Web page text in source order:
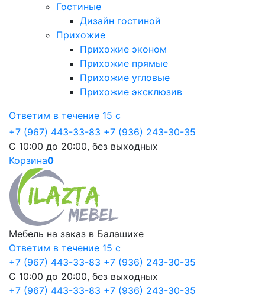
Гостиные
Дизайн гостиной
Прихожие
Прихожие эконом
Прихожие прямые
Прихожие угловые
Прихожие эксклюзив
Ответим в течение 15 с
+7 (967) 443-33-83 +7 (936) 243-30-35
С 10:00 до 20:00, без выходных
Корзина0
Мебель на заказ в Балашихе
Ответим в течение 15 с
+7 (967) 443-33-83 +7 (936) 243-30-35
С 10:00 до 20:00, без выходных
+7 (967) 443-33-83 +7 (936) 243-30-35